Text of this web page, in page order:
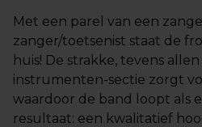
Met een parel van een
zanger/toetsenist staat de
huis! De strakke, tevens
instrumenten-sectie zorgt
waardoor de band loopt als
resultaat: een kwalitatief